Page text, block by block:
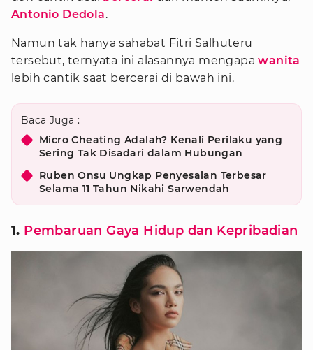
Antonio Dedola.
Namun tak hanya sahabat Fitri Salhuteru
tersebut, ternyata ini alasannya mengapawanita
lebih cantik saat bercerai di bawah ini.
Baca Juga :
Micro Cheating Adalah? Kenali Perilaku yang
Sering Tak Disadari dalam Hubungan
Ruben Onsu Ungkap Penyesalan Terbesar
Selama 11 Tahun Nikahi Sarwendah
1. Pembaruan Gaya Hidup dan Kepribadian